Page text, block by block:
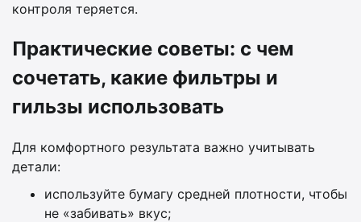
контроля теряется.
Практические советы: с чем
сочетать, какие фильтры и
гильзы использовать
Для комфортного результата важно учитывать
детали:
используйте бумагу средней плотности, чтобы
не «забивать» вкус;